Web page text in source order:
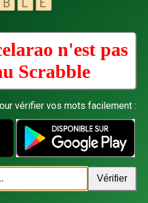
n'est pas
Scrabble
vérifier vos mots facilement :